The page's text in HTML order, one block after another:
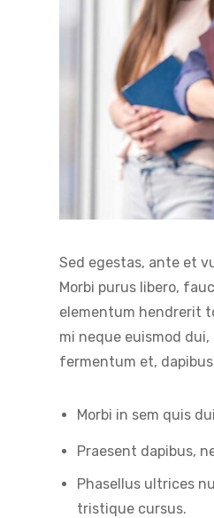
Sed egestas, ante et
Morbi purus libero,
elementum hendrerit
mi neque euismod
fermentum et,
Morbi in sem quis
Praesent dapibus,
Phasellus ultrices
tristique cursus.